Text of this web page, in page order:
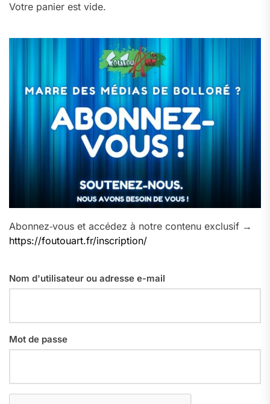
Votre panier est vide.
Abonnez‑vous et accédez à notre contenu exclusif →
https://foutouart.fr/inscription/
Nom d'utilisateur ou adresse e-mail
Mot de passe